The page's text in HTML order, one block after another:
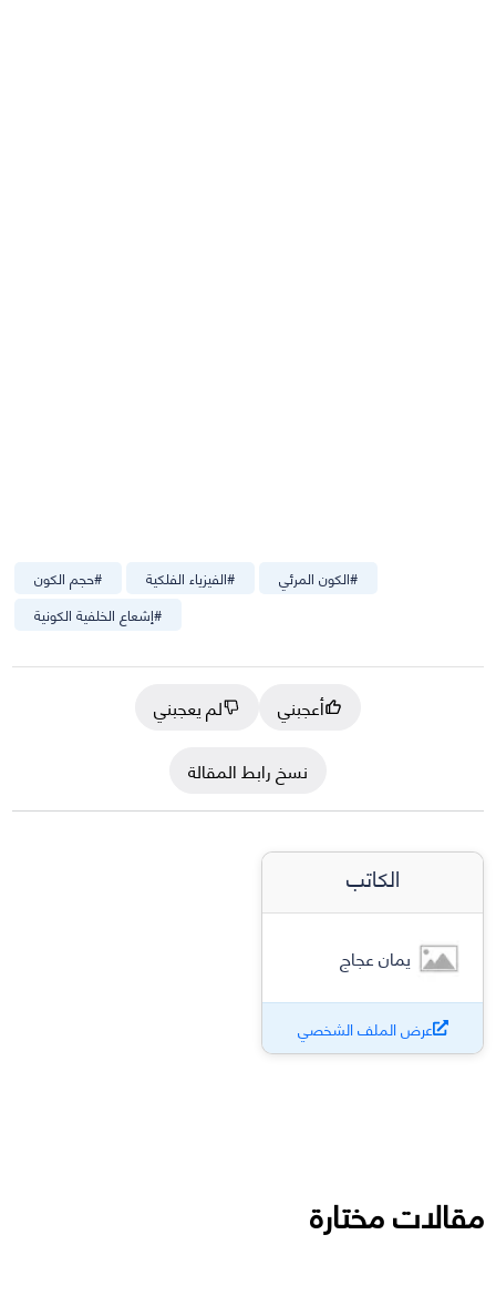
#حجم الكون #الفيزياء الفلكية #الكون المرئي
#إشعاع الخلفية الكونية
أعجبني
لم يعجبني
نسخ رابط المقالة
الكاتب
يمان عجاج
عرض الملف الشخصي
مقالات مختارة